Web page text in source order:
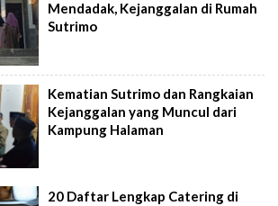
Mendadak, Kejanggalan di Rumah
Sutrimo
Kematian Sutrimo dan Rangkaian
Kejanggalan yang Muncul dari
Kampung Halaman
20 Daftar Lengkap Catering di